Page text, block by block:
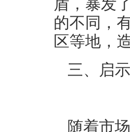
盾，暴发
的不同，
区等地，
三、启
随着市